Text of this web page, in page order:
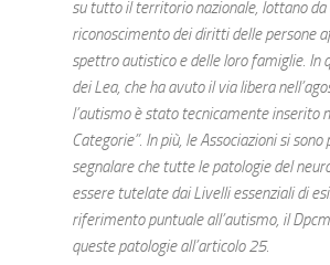
su tutto il territorio nazionale, lottano da
riconoscimento dei diritti delle persone
spettro autistico e delle loro famiglie. In
dei Lea, che ha avuto il via libera
l’autismo è stato tecnicamente inserito
Categorie”. In più, le Associazioni si
segnalare che tutte le patologie del
essere tutelate dai Livelli essenziali di
riferimento puntuale all’autismo, il
queste patologie all’articolo 25.